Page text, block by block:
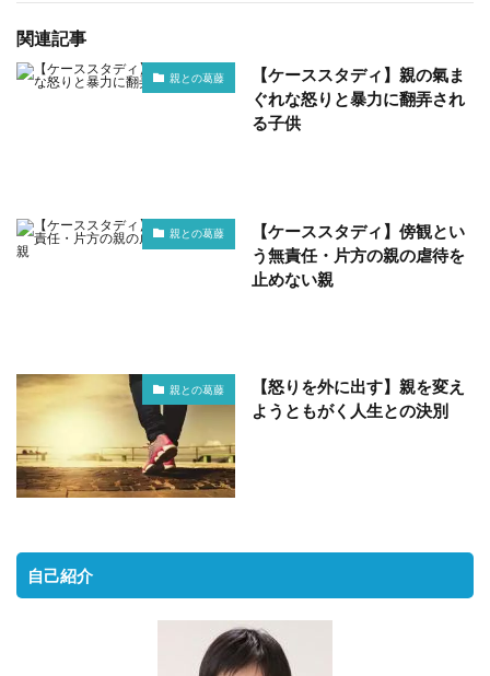
関連記事
親との葛藤
【ケーススタディ】親の氣ま
ぐれな怒りと暴力に翻弄され
る子供
親との葛藤
【ケーススタディ】傍観とい
う無責任・片方の親の虐待を
止めない親
親との葛藤
【怒りを外に出す】親を変え
ようともがく人生との決別
自己紹介